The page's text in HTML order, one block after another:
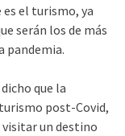
el turismo, ya
serán los de más
pandemia.
que la
post-Covid,
visitar un destino